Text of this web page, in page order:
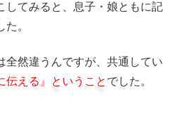
してみると、息子・娘ともに記
。
全然違うんですが、共通してい
伝える』ということ でした。